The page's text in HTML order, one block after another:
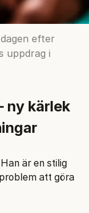
efter
uppdrag i
ny kärlek
är en stilig
att göra